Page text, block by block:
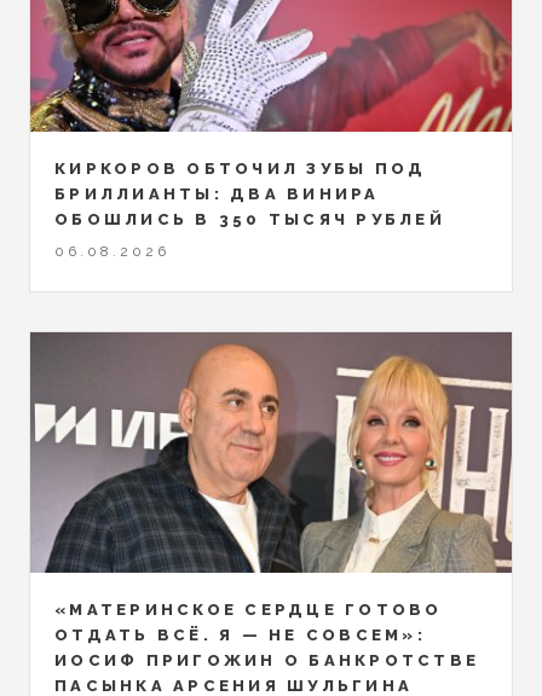
КИРКОРОВ ОБТОЧИЛ ЗУБЫ ПОД
БРИЛЛИАНТЫ: ДВА ВИНИРА
ОБОШЛИСЬ В 350 ТЫСЯЧ РУБЛЕЙ
06.08.2026
«МАТЕРИНСКОЕ СЕРДЦЕ ГОТОВО
ОТДАТЬ ВСЁ. Я — НЕ СОВСЕМ»:
ИОСИФ ПРИГОЖИН О БАНКРОТСТВЕ
ПАСЫНКА АРСЕНИЯ ШУЛЬГИНА